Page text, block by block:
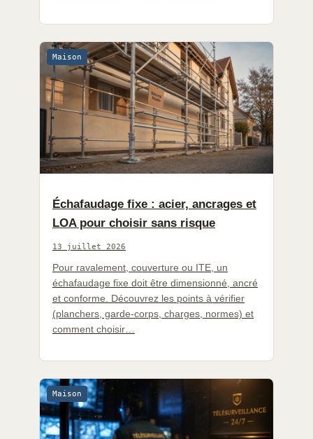
Maison
Échafaudage fixe : acier, ancrages et
LOA pour choisir sans risque
13 juillet 2026
Pour ravalement, couverture ou ITE, un
échafaudage fixe doit être dimensionné, ancré
et conforme. Découvrez les points à vérifier
(planchers, garde-corps, charges, normes) et
comment choisir…
Maison